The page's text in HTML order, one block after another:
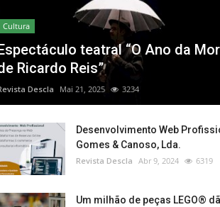
Cultura
teatral “O Ano da
Ricardo Reis”
Descla Mai 21, 2025 3234
Desenvolvimento Web
Gomes & Canoso, Lda.
Revista Descla Abr 9, 2024 6319
Um milhão de peças LEGO®